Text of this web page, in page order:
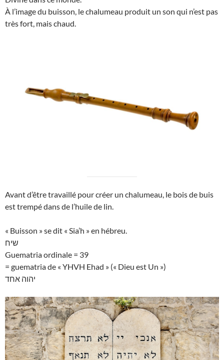
À l’image du buisson, le chalumeau produit un son qui n’est pas
très fort, mais chaud.
Avant d’être travaillé pour créer un chalumeau, le bois de buis
est trempé dans de l’huile de lin.
« Buisson » se dit « Sia’h » en hébreu.
שיח
Guematria ordinale = 39
= guematria de « YHVH Ehad » (« Dieu est Un »)
יהוה אחד